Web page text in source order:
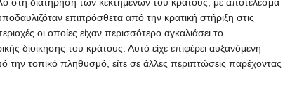
επιπρόσθετα από την κρατική στήριξη στις
οι οποίες είχαν περισσότερο αγκαλιάσει το
διοίκησης του κράτους. Αυτό είχε επιφέρει αυξανόμενη
την τοπικό πληθυσμό, είτε σε άλλες περιπτώσεις παρέχοντας